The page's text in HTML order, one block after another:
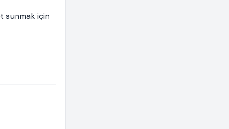
sunmak için